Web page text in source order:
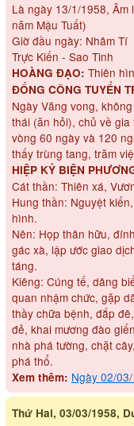
Là ngày 13/1/1958,
năm Mậu Tuất)
Giờ đầu ngày: Nhâm Tí
Trực Kiến - Sao Tinh
HOÀNG ĐẠO: Thiên
ĐỔNG CÔNG TUYỂN
Ngày Vãng vong,
thái (ăn hỏi), chủ về
vòng 60 ngày và 120
thấy trùng tang, trăm
HIỆP KỶ BIỆN
Cát thần: Thiên xá,
Hung thần: Nguyệt
hình.
Nên: Họp thân hữu,
gác xà, lập ước giao
táng.
Kiêng: Cúng tế, dâng
quan nhậm chức, gặp
thầy chữa bệnh, đắp
đẻ, khai mương đào
nhà phá tường, chặt
phá thổ.
Xem thêm: Ngày 02/
Thứ Hai, 03/03/1958,